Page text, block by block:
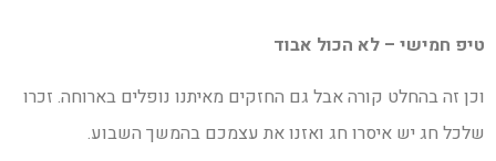
טיפ חמישי – לא הכול אבוד
וכן זה בהחלט קורה אבל גם החזקים מאיתנו נופלים בארוחה. זכרו
שלכל חג יש איסרו חג ואזנו את עצמכם בהמשך השבוע.